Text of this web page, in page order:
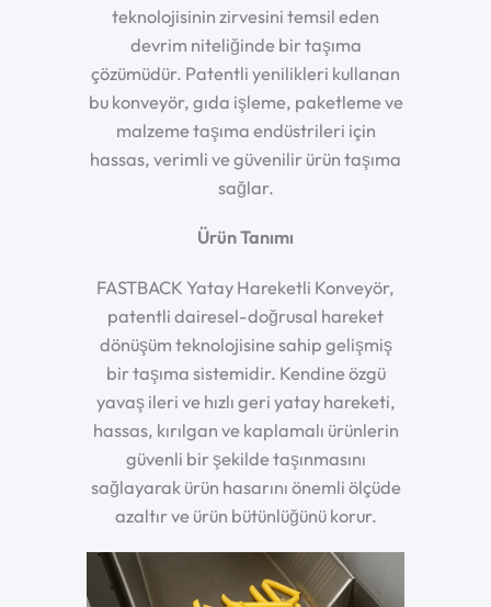
teknolojisinin zirvesini temsil eden
devrim niteliğinde bir taşıma
çözümüdür. Patentli yenilikleri kullanan
bu konveyör, gıda işleme, paketleme ve
malzeme taşıma endüstrileri için
hassas, verimli ve güvenilir ürün taşıma
sağlar.
Ürün Tanımı
FASTBACK Yatay Hareketli Konveyör,
patentli dairesel-doğrusal hareket
dönüşüm teknolojisine sahip gelişmiş
bir taşıma sistemidir. Kendine özgü
yavaş ileri ve hızlı geri yatay hareketi,
hassas, kırılgan ve kaplamalı ürünlerin
güvenli bir şekilde taşınmasını
sağlayarak ürün hasarını önemli ölçüde
azaltır ve ürün bütünlüğünü korur.